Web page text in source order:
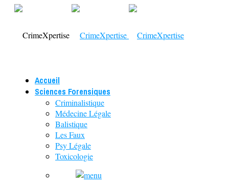
Accueil
Sciences Forensiques
Criminalistique
Médecine Légale
Balistique
Les Faux
Psy Légale
Toxicologie